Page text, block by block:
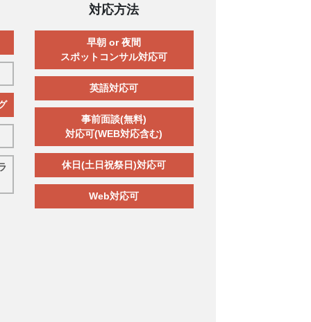
対応方法
早朝 or 夜間
スポットコンサル対応可
英語対応可
事前面談(無料)
対応可(WEB対応含む)
休日(土日祝祭日)対応可
Web対応可